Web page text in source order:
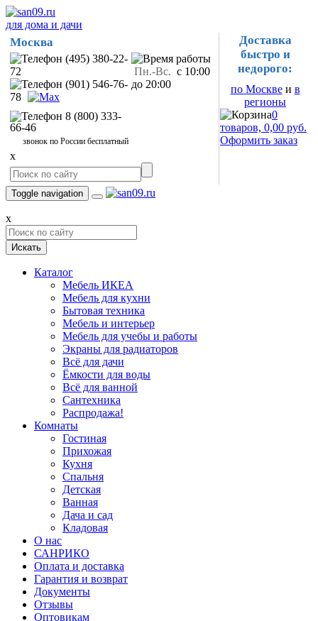
для дома и дачи
Москва
(495) 380-22-
72
(901) 546-76-
78
8 (800) 333-
66-46
звонок по России бесплатный
Пн.-Вс. с 10:00
до 20:00
x
Доставка
быстро и
недорого:
по Москвеи в
регионы
0
товаров, 0,00 руб.
Оформить заказ
Toggle navigation
x
Искать
Каталог
Мебель ИКЕА
Мебель для кухни
Бытовая техника
Мебель и интерьер
Мебель для учебы и работы
Экраны для радиаторов
Всё для дачи
Ёмкости для воды
Всё для ванной
Сантехника
Распродажа!
Комнаты
Гостиная
Прихожая
Кухня
Спальня
Детская
Ванная
Дача и сад
Кладовая
О нас
САНРИКО
Оплата и доставка
Гарантия и возврат
Документы
Отзывы
Оптовикам